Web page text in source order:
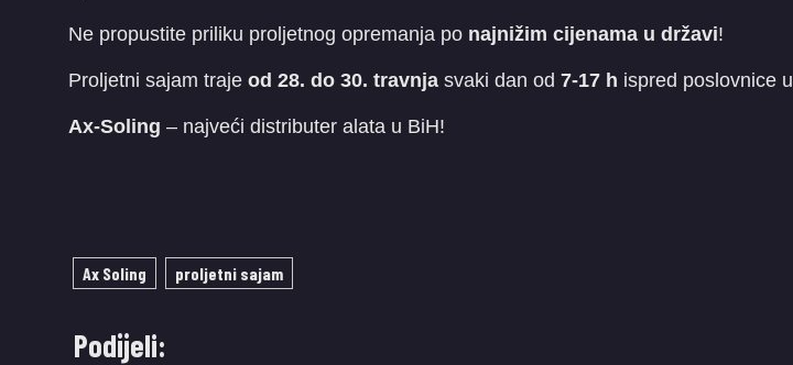
​Ne propustite priliku proljetnog opremanja po najnižim cijenama u državi!
​Proljetni sajam traje od 28. do 30. travnja svaki dan od 7-17 h ispred poslovnice u
Ax-Soling – najveći distributer alata u BiH!
Ax Soling proljetni sajam
Podijeli: